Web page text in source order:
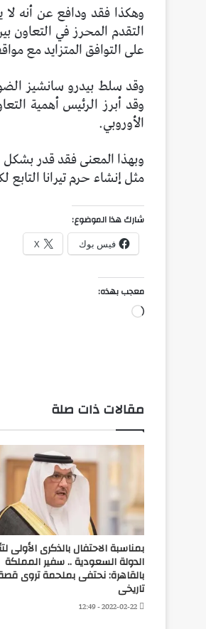
وهكذا فقد ودافع عن أنه
التقدم المحرز في التعاون
على التوافق المتزايد مع
وقد سلط بيدرو سانشيز
وقد أبرز الرئيس أهمية
الأوروبي.
وبهذا المعنى فقد قدر بشكل
مثل إنشاء حرم تيرانا
شارك هذا الموضوع:
فيس بوك X
معجب بهذه:
جاري
مقالات ذات صلة
بمناسبة الاحتفال بالذكرى الأولى
الدولة السعودية .. سفير المملكة
بالقاهرة: نحتفى بملحمة تروى
تاريخى
2022-02-22 - 12:49